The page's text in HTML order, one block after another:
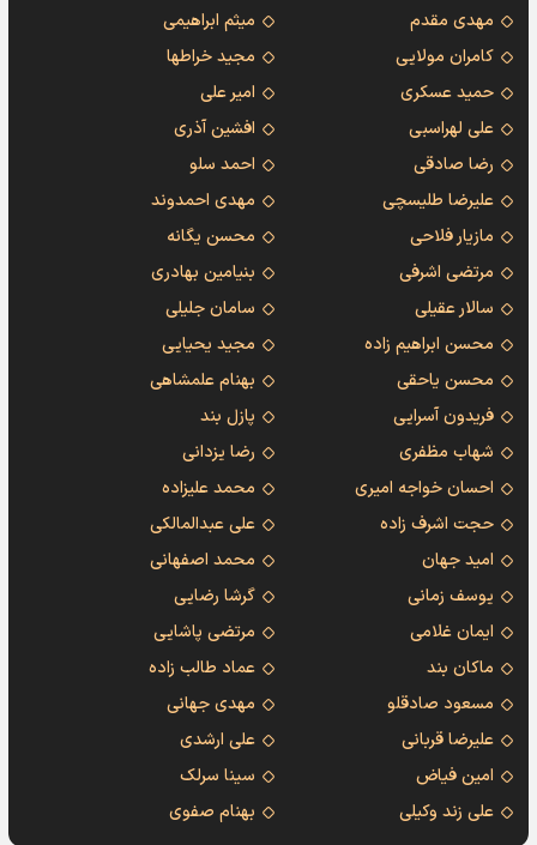
مهدی مقدم
میثم ابراهیمی
کامران مولایی
مجید خراطها
حمید عسکری
امیر علی
علی لهراسبی
افشین آذری
رضا صادقی
احمد سلو
علیرضا طلیسچی
مهدی احمدوند
مازیار فلاحی
محسن یگانه
مرتضی اشرفی
بنیامین بهادری
سالار عقیلی
سامان جلیلی
محسن ابراهیم زاده
مجید یحیایی
محسن یاحقی
بهنام علمشاهی
فریدون آسرایی
پازل بند
شهاب مظفری
رضا یزدانی
احسان خواجه امیری
محمد علیزاده
حجت اشرف زاده
علی عبدالمالکی
امید جهان
محمد اصفهانی
یوسف زمانی
گرشا رضایی
ایمان غلامی
مرتضی پاشایی
ماکان بند
عماد طالب زاده
مسعود صادقلو
مهدی جهانی
علیرضا قربانی
علی ارشدی
امین فیاض
سینا سرلک
علی زند وکیلی
بهنام صفوی